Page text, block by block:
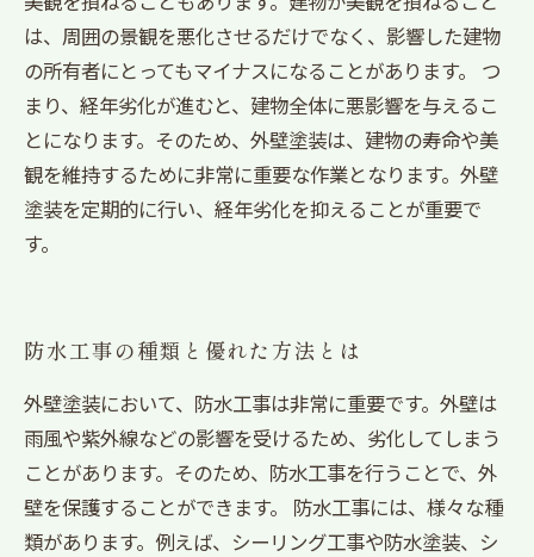
は、周囲の景観を悪化させるだけでなく、影響した建物
の所有者にとってもマイナスになることがあります。 つ
まり、経年劣化が進むと、建物全体に悪影響を与えるこ
とになります。そのため、外壁塗装は、建物の寿命や美
観を維持するために非常に重要な作業となります。外壁
塗装を定期的に行い、経年劣化を抑えることが重要で
す。
防水工事の種類と優れた方法とは
外壁塗装において、防水工事は非常に重要です。外壁は
雨風や紫外線などの影響を受けるため、劣化してしまう
ことがあります。そのため、防水工事を行うことで、外
壁を保護することができます。 防水工事には、様々な種
類があります。例えば、シーリング工事や防水塗装、シ